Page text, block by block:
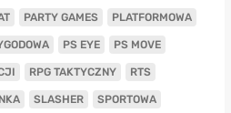
PARTY GAMES PLATFORMOWA
PS EYE PS MOVE
RPG TAKTYCZNY RTS
SLASHER SPORTOWA